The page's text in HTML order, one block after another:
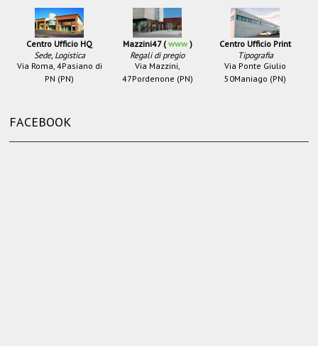
Centro Ufficio HQ
Sede, Logistica
Via Roma, 4Pasiano di
PN (PN)
Mazzini47 (www )
Regali di pregio
Via Mazzini,
47Pordenone (PN)
Centro Ufficio Print
Tipografia
Via Ponte Giulio
50Maniago (PN)
FACEBOOK